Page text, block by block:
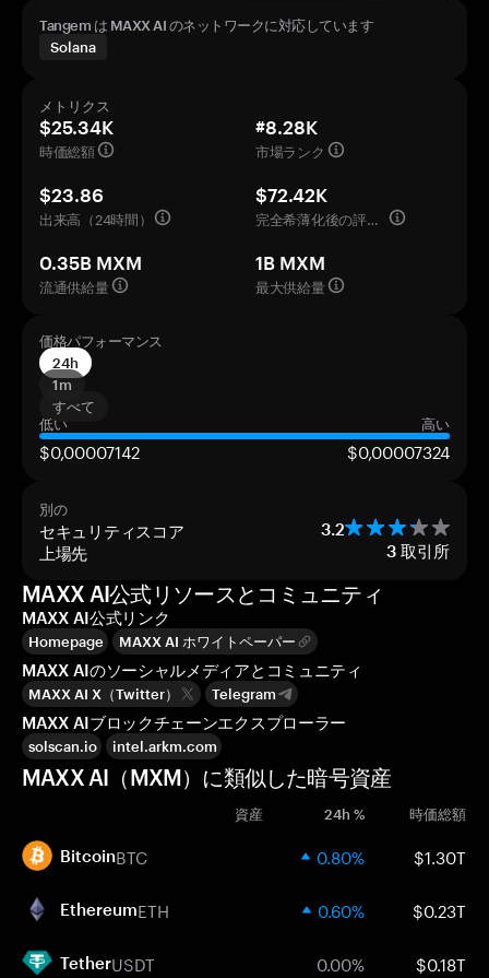
Tangem は MAXX AI のネットワークに対応しています
Solana
メトリクス
$25.34K
時価総額
#8.28K
市場ランク
$23.86
出来高（24時間）
$72.42K
完全希薄化後の評価額
0.35B MXM
流通供給量
1B MXM
最大供給量
価格パフォーマンス
24h
1m
すべて
低い
高い
$0,00007142 $0,00007324
別の
セキュリティスコア 3.2
上場先 3 取引所
MAXX AI公式リソースとコミュニティ
MAXX AI公式リンク
Homepage MAXX AI ホワイトペーパー
MAXX AIのソーシャルメディアとコミュニティ
MAXX AI X（Twitter） Telegram
MAXX AIブロックチェーンエクスプローラー
solscan.io intel.arkm.com
MAXX AI（MXM）に類似した暗号資産
資産 24h % 時価総額
BitcoinBTC 0.80% $1.30T
EthereumETH 0.60% $0.23T
TetherUSDT 0.00% $0.18T